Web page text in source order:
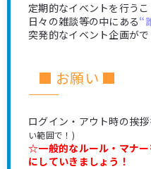
定期的なイベントを行うこ
日々の雑談等の中にある“
突発的なイベント企画がで
■ お願い ■
―――――――――――――――――――――――――――
ログイン・アウト時の挨拶
い範囲で！)
☆一般的なルール・マナ
にしていきましょう！